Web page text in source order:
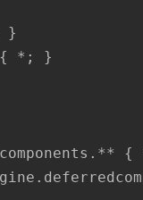
}
{ *; }
.** {
.